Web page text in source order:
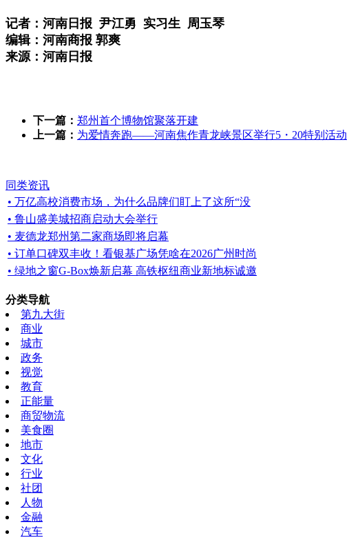
记者：河南日报 尹江勇 实习生 周玉琴
编辑：河南商报 郭爽
来源：河南日报
下一篇： 郑州首个博物馆聚落开建
上一篇： 为爱情奔跑――河南焦作青龙峡景区举行5・20特别活动
同类资讯
• 万亿高校消费市场，为什么品牌们盯上了这所“没
• 鲁山盛美城招商启动大会举行
• 麦德龙郑州第二家商场即将启幕
• 订单口碑双丰收！看银基广场凭啥在2026广州时尚
• 绿地之窗G-Box焕新启幕 高铁枢纽商业新地标诚邀
分类导航
第九大街
商业
城市
政务
视觉
教育
正能量
商贸物流
美食圈
地市
文化
行业
社团
人物
金融
汽车